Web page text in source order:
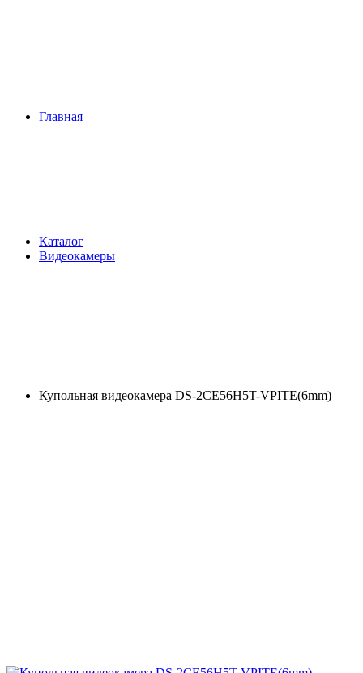
Главная
Каталог
Видеокамеры
Купольная видеокамера DS-2CE56H5T-VPITE(6mm)